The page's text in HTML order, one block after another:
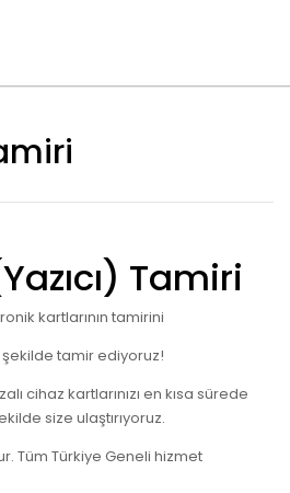
Tamiri
kartlarının tamirini
şekilde tamir ediyoruz!
cihaz kartlarınızı en kısa sürede
size ulaştırıyoruz.
Tüm Türkiye Geneli hizmet